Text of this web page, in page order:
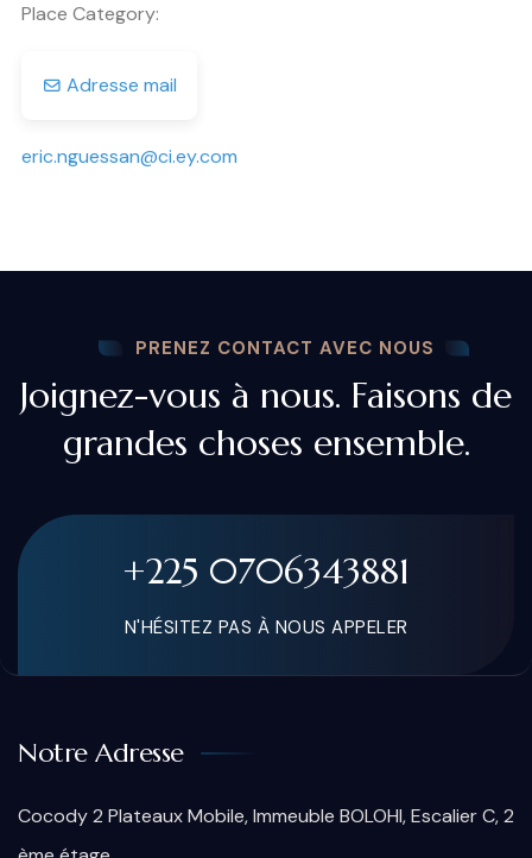
Place Category:
Adresse mail
eric.nguessan@ci.ey.com
PRENEZ CONTACT AVEC NOUS
Joignez-vous à nous. Faisons de
grandes choses ensemble.
+225 0706343881
N'HÉSITEZ PAS À NOUS APPELER
Notre Adresse
Cocody 2 Plateaux Mobile, Immeuble BOLOHI, Escalier C, 2